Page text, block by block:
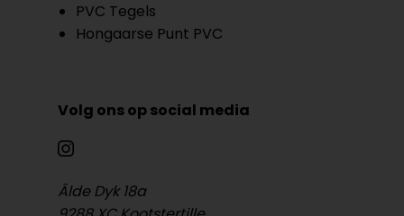
PVC Tegels
Hongaarse Punt PVC
Volg ons op social media
Âlde Dyk 18a